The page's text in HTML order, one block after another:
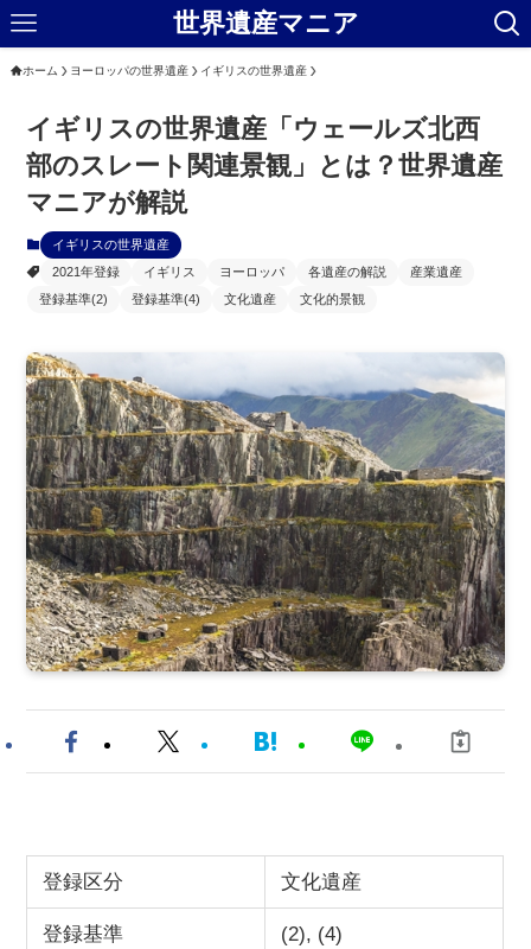
世界遺産マニア
ホーム ヨーロッパの世界遺産 イギリスの世界遺産
イギリスの世界遺産「ウェールズ北西
部のスレート関連景観」とは？世界遺産
マニアが解説
イギリスの世界遺産
2021年登録
イギリス ヨーロッパ 各遺産の解説
産業遺産
登録基準(2)
登録基準(4) 文化遺産 文化的景観
登録区分 文化遺産
登録基準 (2), (4)